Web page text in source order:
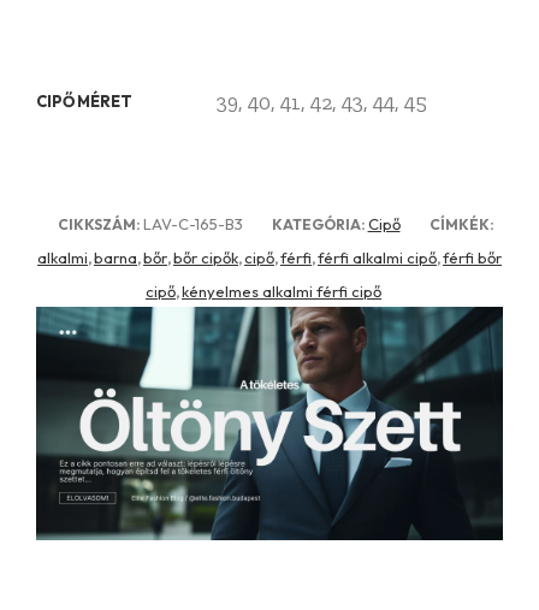
CIPŐ MÉRET 39, 40, 41, 42, 43, 44, 45
CIKKSZÁM: LAV-C-165-B3 KATEGÓRIA: Cipő CÍMKÉK:
alkalmi,barna,bőr,bőr cipők,cipő,férfi,férfi alkalmi cipő,férfi bőr
cipő,kényelmes alkalmi férfi cipő